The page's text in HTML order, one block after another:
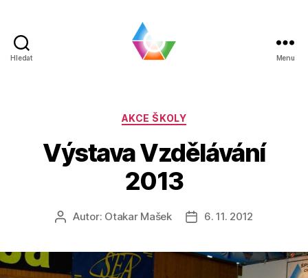
Hledat
a
VOŠ
Chomutov
Menu
Rubriky
AKCE ŠKOLY
Výstava Vzdělávání
2013
AutorAutor: Otakar Mašek
Datum
6. 11. 2012